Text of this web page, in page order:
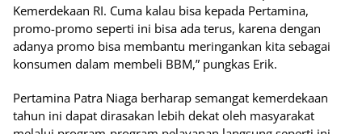
Kemerdekaan RI. Cuma kalau bisa kepada Pertamina,
promo-promo seperti ini bisa ada terus, karena dengan
adanya promo bisa membantu meringankan kita sebagai
konsumen dalam membeli BBM,” pungkas Erik.
Pertamina Patra Niaga berharap semangat kemerdekaan
tahun ini dapat dirasakan lebih dekat oleh masyarakat